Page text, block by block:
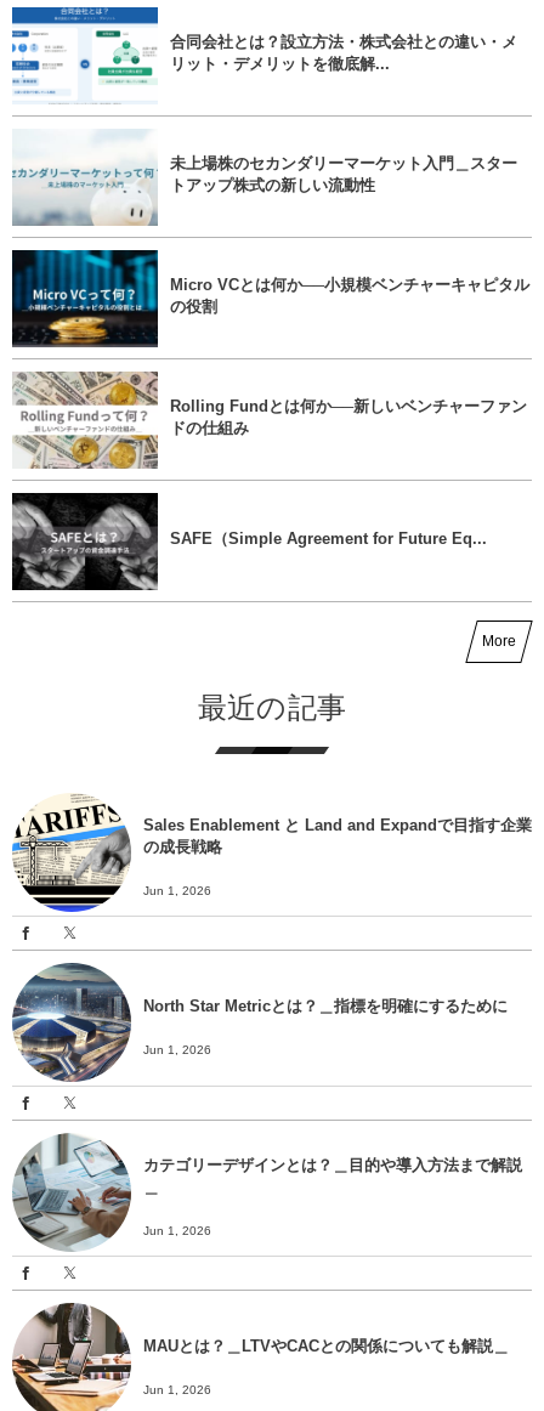
合同会社とは？設立方法・株式会社との違い・メ
リット・デメリットを徹底解...
未上場株のセカンダリーマーケット入門＿スター
トアップ株式の新しい流動性
Micro VCとは何か──小規模ベンチャーキャピタル
の役割
Rolling Fundとは何か──新しいベンチャーファン
ドの仕組み
SAFE（Simple Agreement for Future Eq...
More
最近の記事
Sales Enablement と Land and Expandで目指す企業
の成長戦略
Jun 1, 2026
North Star Metricとは？＿指標を明確にするために
Jun 1, 2026
カテゴリーデザインとは？＿目的や導入方法まで解説
Jun 1, 2026
MAUとは？＿LTVやCACとの関係についても解説＿
Jun 1, 2026